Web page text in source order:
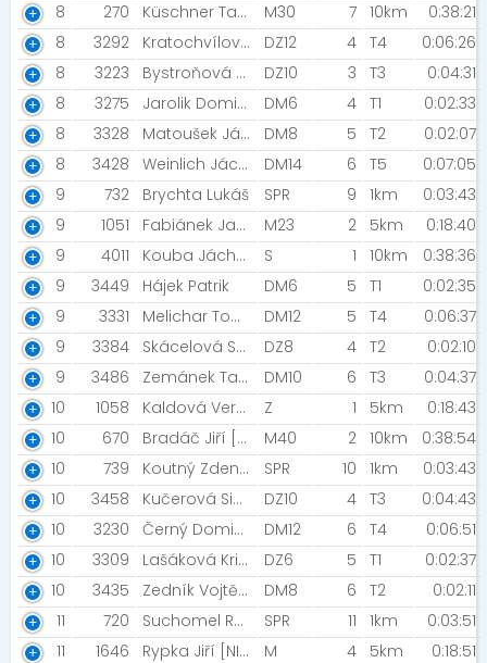
8
270 Küschner Tadeáš [TJ Šumperk] M30 7 10km
0:38:21
8
3292 Kratochvílová Aneta [SDH Krasice ] DZ12 4 T4
0:06:26
8
3223 Bystroňová Nicol [Baníček] DZ10 3 T3
0:04:31
8
3275 Jarolik Dominik [Rohlici] DM6 4 T1
0:02:33
8
3328 Matoušek Jáchym DM8 5 T2
0:02:07
8
3428 Weinlich Jáchym [Gydin] DM14 6 T5
0:07:05
9
732 Brychta Lukáš SPR 9 1km
0:03:43
9
1051 Fabiánek Jakub [KVS Šumperk] M23 2 5km
0:18:40
9
4011 Kouba Jáchym Kouba Jonatan [SK Přerov_A] S 1 10km
0:38:36
9
3449 Hájek Patrik DM6 5 T1
0:02:35
9
3331 Melichar Tomáš DM12 5 T4
0:06:37
9
3384 Skácelová Sofie DZ8 4 T2
0:02:10
9
3486 Zemánek Tadeáš DM10 6 T3
0:04:37
10
1058 Kaldová Veronika Z 1 5km
0:18:43
10
670 Bradáč Jiří [A.C. SPARTA PRAHA] M40 2 10km
0:38:54
10
739 Koutný Zdeněk SPR 10 1km
0:03:43
10
3458 Kučerová Simona [MIZUNO] DZ10 4 T3
0:04:43
10
3230 Černý Dominik [Biatlon Prostějov ] DM12 6 T4
0:06:51
10
3309 Lašáková Kristýna DZ6 5 T1
0:02:37
10
3435 Zedník Vojtěch DM8 6 T2
0:02:11
11
720 Suchomel Roman SPR 11 1km
0:03:51
11
1646 Rypka Jiří [NIGHT RUN TEAM] M 4 5km
0:18:51